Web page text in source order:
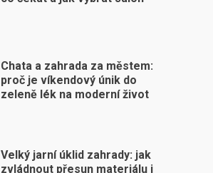
Chata a zahrada za městem:
proč je víkendový únik do
zeleně lék na moderní život
Velký jarní úklid zahrady: jak
zvládnout přesun materiálu i